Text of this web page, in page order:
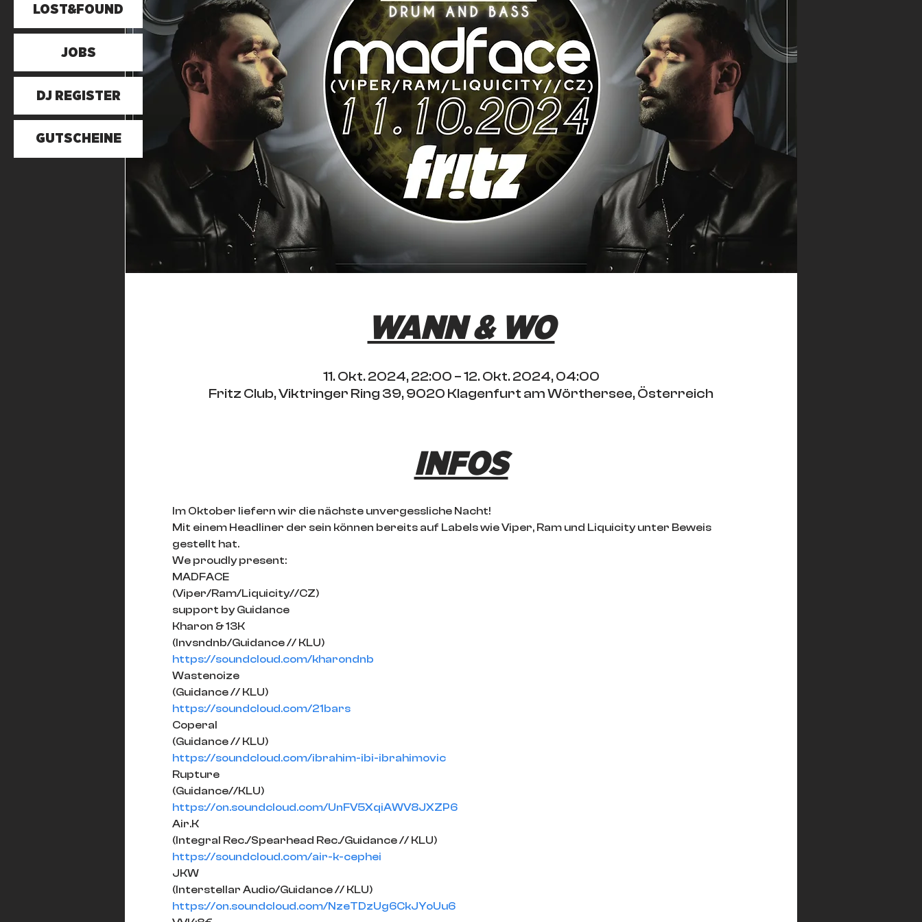
LOST&FOUND
JOBS
DJ REGISTER
GUTSCHEINE
WANN & WO
11. Okt. 2024, 22:00 – 12. Okt. 2024, 04:00
Fritz Club, Viktringer Ring 39, 9020 Klagenfurt am Wörthersee, Österreich
INFOS
Im Oktober liefern wir die nächste unvergessliche Nacht!
Mit einem Headliner der sein können bereits auf Labels wie Viper, Ram und Liquicity unter Beweis
gestellt hat.
We proudly present:
MADFACE
(Viper/Ram/Liquicity//CZ)
support by Guidance
Kharon & 13K
(Invsndnb/Guidance // KLU)
https://soundcloud.com/kharondnb
Wastenoize
(Guidance // KLU)
https://soundcloud.com/21bars
Coperal
(Guidance // KLU)
https://soundcloud.com/ibrahim-ibi-ibrahimovic
Rupture
(Guidance//KLU)
https://on.soundcloud.com/UnFV5XqiAWV8JXZP6
Air.K
(Integral Rec./Spearhead Rec./Guidance // KLU)
https://soundcloud.com/air-k-cephei
JKW
(Interstellar Audio/Guidance // KLU)
https://on.soundcloud.com/NzeTDzUg6CkJYoUu6